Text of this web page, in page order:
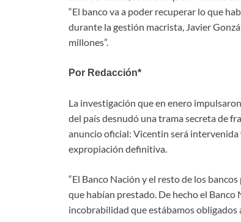
“El banco va a poder recuperar lo que
durante la gestión macrista, Javier
millones”.
Por Redacción*
La investigación que en enero
del país desnudó una trama secreta de
anuncio oficial: Vicentin será intervenida
expropiación definitiva.
“El Banco Nación y el resto de los
que habían prestado. De hecho el
incobrabilidad que estábamos